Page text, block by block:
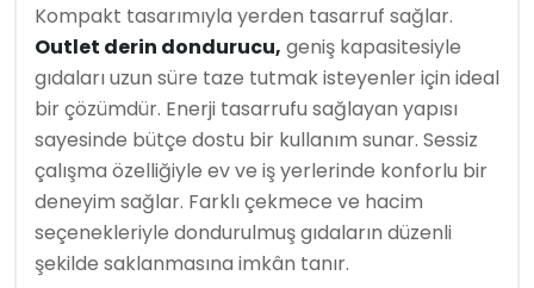
Kompakt tasarımıyla yerden tasarruf sağlar.
Outlet derin dondurucu, geniş kapasitesiyle
gıdaları uzun süre taze tutmak isteyenler için ideal
bir çözümdür. Enerji tasarrufu sağlayan yapısı
sayesinde bütçe dostu bir kullanım sunar. Sessiz
çalışma özelliğiyle ev ve iş yerlerinde konforlu bir
deneyim sağlar. Farklı çekmece ve hacim
seçenekleriyle dondurulmuş gıdaların düzenli
şekilde saklanmasına imkân tanır.